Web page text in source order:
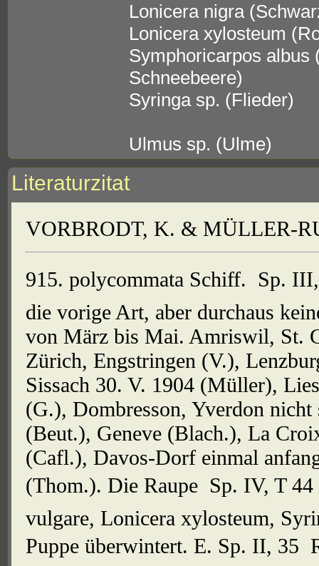
Lonicera nigra
Lonicera xylosteum
Symphoricarpos albus
Schneebeere)
Syringa sp. (Flieder)
Ulmus sp. (Ulme)
Literaturzitat
VORBRODT, K. & MÜLLER-
915. polycommata Schiff.  Sp.
die vorige Art, aber durchaus
von März bis Mai. Amriswil, St.
Zürich, Engstringen (V.),
Sissach 30. V. 1904 (Müller),
(G.), Dombresson, Yverdon
(Beut.), Geneve (Blach.), La
(Cafl.), Davos-Dorf einmal
(Thom.). Die Raupe  Sp. IV, T
vulgare, Lonicera xylosteum,
Puppe überwintert. E. Sp. II, 35 